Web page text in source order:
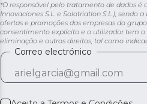
*O responsável pelo tratamento de dados é
Innovaciones S.L. e Solotriatlon S.L.), sendo
ofertas e promoções das empresas do
consentimento explícito e o utilizador tem o
eliminação e outros direitos, tal como
Correo electrónico